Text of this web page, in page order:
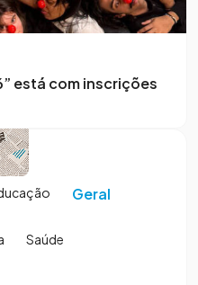
está com inscrições
Geral
Saúde